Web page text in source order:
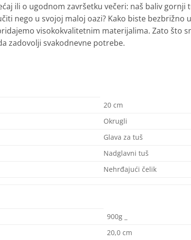
ili o ugodnom završetku večeri: naš baliv gornji
nego u svojoj maloj oazi? Kako biste bezbrižno
visokokvalitetnim materijalima. Zato što
zadovolji svakodnevne potrebe.
20 cm
Okrugli
Glava za tuš
Nadglavni tuš
Nehrđajući čelik
900g
20,0 cm